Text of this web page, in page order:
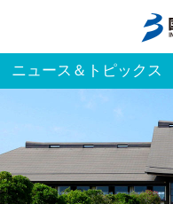
アクセス
ご利用者別
ニュース＆トピックス